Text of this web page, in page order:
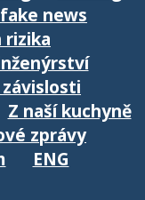
news
rizika
Z naší kuchyně
zprávy
ENG